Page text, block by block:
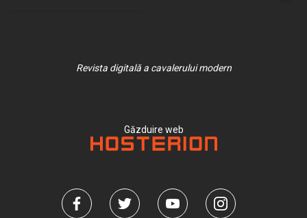
Revista digitală a cavalerului modern
Găzduire web